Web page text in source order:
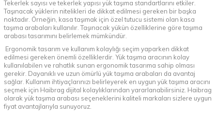
Tekerlek sayısı ve tekerlek yapısı yük taşıma standartlarını etkiler.
Taşınacak yüklerin nitelikleri de dikkat edilmesi gereken bir başka
noktadır. Örneğin, kasa taşımak için özel tutucu sistemi olan kasa
taşıma arabaları kullanılır. Taşınacak yükün özelliklerine göre taşıma
arabası tasarımını belirlemek mümkündür.
Ergonomik tasarım ve kullanım kolaylığı seçim yaparken dikkat
edilmesi gereken önemli özelliklerdir. Yük taşıma aracının kolay
kullanılabilen ve rahatlık sunan ergonomik tasarıma sahip olması
gerekir. Dayanıklı ve uzun ömürlü yük taşıma arabaları da avantaj
sağlar. Kullanım ihtiyaçlarınızı belirleyerek en uygun yük taşıma aracını
seçmek için Haibrag dijital kolaylıklarından yararlanabilirsiniz. Haibrag
olarak yük taşıma arabası seçeneklerini kaliteli markaları sizlere uygun
fiyat avantajlarıyla sunuyoruz.